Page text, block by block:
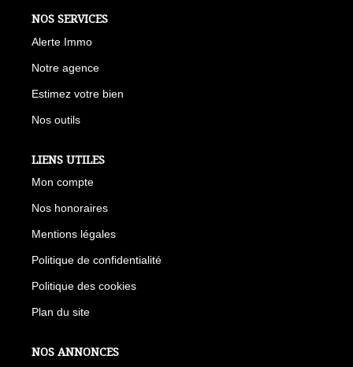
NOS SERVICES
Alerte Immo
Notre agence
Estimez votre bien
Nos outils
LIENS UTILES
Mon compte
Nos honoraires
Mentions légales
Politique de confidentialité
Politique des cookies
Plan du site
NOS ANNONCES